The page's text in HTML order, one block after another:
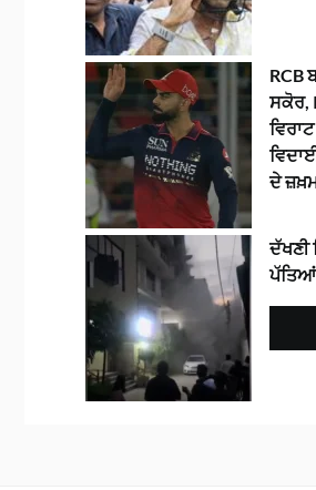
RCB
ਸਕੋਰ,
ਦੇ
ਦੱਖਣੀ